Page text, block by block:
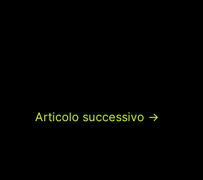
Articolo successivo →